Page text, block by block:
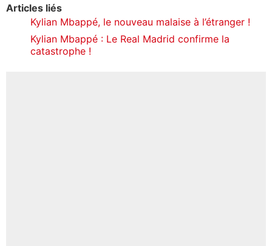
Articles liés
Kylian Mbappé, le nouveau malaise à l’étranger !
Kylian Mbappé : Le Real Madrid confirme la
catastrophe !